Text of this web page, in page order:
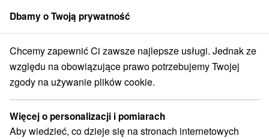
członek grupySorger
Penzióny Východné Slovensko Košický kraj Kaluža
Penzióny Kaluža
Kategorie
Dbamy o Twoją prywatność
Chcemy zapewnić Ci zawsze najlepsze usługi. Jednak ze
względu na obowiązujące prawo potrzebujemy Twojej
zgody na używanie plików cookie.
Więcej o personalizacji i pomiarach
Aby wiedzieć, co dzieje się na stronach internetowych